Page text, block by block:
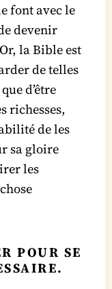
font avec le
devenir
la Bible est
de telles
d’être
richesses,
de les
sa gloire
les
POUR SE